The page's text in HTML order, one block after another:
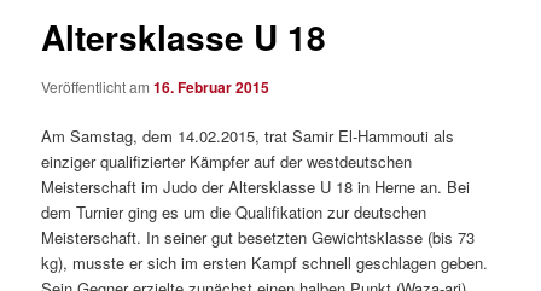
Altersklasse U 18
Veröffentlicht am16. Februar 2015
Am Samstag, dem 14.02.2015, trat Samir El-Hammouti als
einziger qualifizierter Kämpfer auf der westdeutschen
Meisterschaft im Judo der Altersklasse U 18 in Herne an. Bei
dem Turnier ging es um die Qualifikation zur deutschen
Meisterschaft. In seiner gut besetzten Gewichtsklasse (bis 73
kg), musste er sich im ersten Kampf schnell geschlagen geben.